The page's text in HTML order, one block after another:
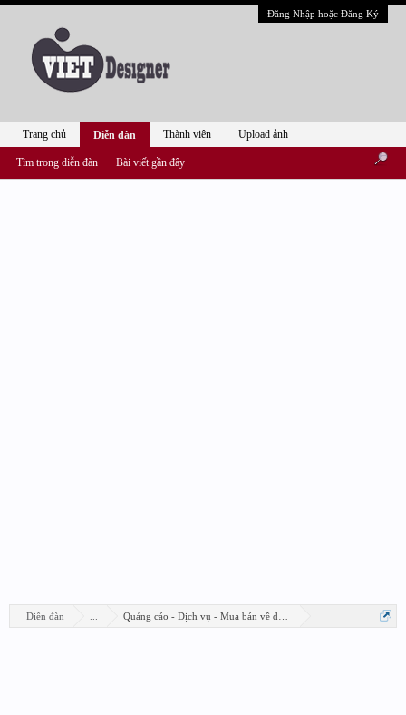
Đăng Nhập hoặc Đăng Ký
Diễn đàn Quảng cáo - Dịch vụ - Mua bán về design
Trang chủ Diễn đàn
Tìm trong diễn đàn Bài viết gần đây
Thành viên Upload ảnh